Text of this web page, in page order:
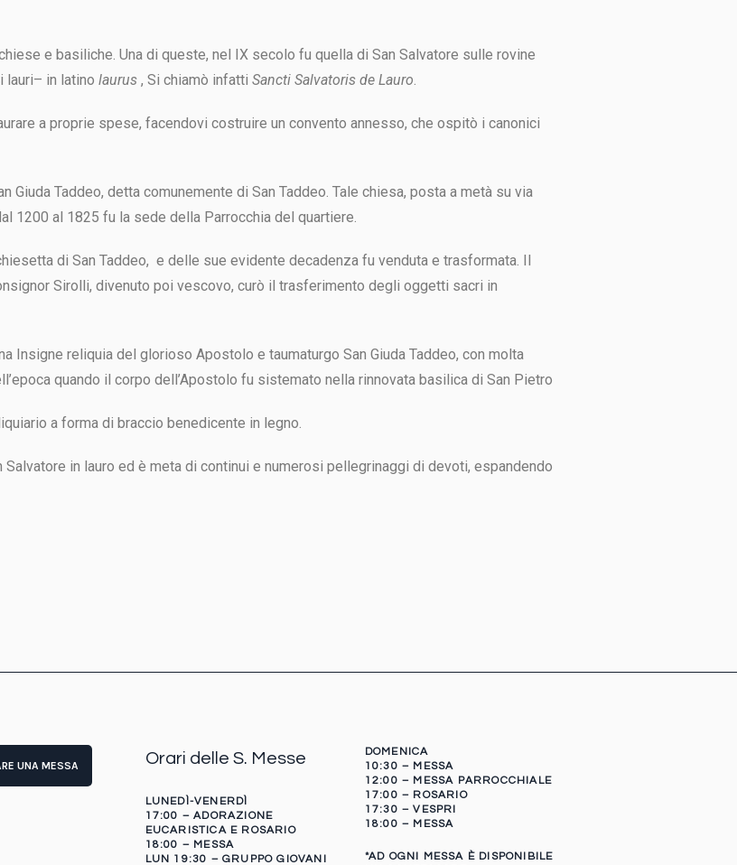
e basiliche. Una di queste, nel IX secolo fu quella di San Salvatore sulle rovine
lauri– in latino laurus, Si chiamò infatti Sancti Salvatoris de Lauro.
a proprie spese, facendovi costruire un convento annesso, che ospitò i canonici
Giuda Taddeo, detta comunemente di San Taddeo. Tale chiesa, posta a metà su via
1200 al 1825 fu la sede della Parrocchia del quartiere.
di San Taddeo, e delle sue evidente decadenza fu venduta e trasformata. Il
Sirolli, divenuto poi vescovo, curò il trasferimento degli oggetti sacri in
Insigne reliquia del glorioso Apostolo e taumaturgo San Giuda Taddeo, con molta
quando il corpo dell’Apostolo fu sistemato nella rinnovata basilica di San Pietro
a forma di braccio benedicente in legno.
in lauro ed è meta di continui e numerosi pellegrinaggi di devoti, espandendo
UNA MESSA Orari delle S. Messe
LUNEDÌ-VENERDÌ
17:00 – ADORAZIONE
EUCARISTICA E ROSARIO
18:00 – MESSA
LUN 19:30 – GRUPPO GIOVANI
DOMENICA
10:30 – MESSA
12:00 – MESSA PARROCCHIALE
17:00 – ROSARIO
17:30 – VESPRI
18:00 – MESSA
*AD OGNI MESSA È DISPONIBILE